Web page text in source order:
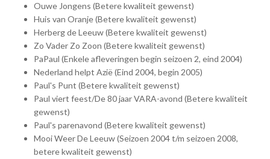
Ouwe Jongens (Betere kwaliteit gewenst)
Huis van Oranje (Betere kwaliteit gewenst)
Herberg de Leeuw (Betere kwaliteit gewenst)
Zo Vader Zo Zoon (Betere kwaliteit gewenst)
PaPaul (Enkele afleveringen begin seizoen 2, eind 2004)
Nederland helpt Azië (Eind 2004, begin 2005)
Paul's Punt (Betere kwaliteit gewenst)
Paul viert feest/De 80 jaar VARA-avond (Betere kwaliteit
gewenst)
Paul's parenavond (Betere kwaliteit gewenst)
Mooi Weer De Leeuw (Seizoen 2004 t/m seizoen 2008,
betere kwaliteit gewenst)